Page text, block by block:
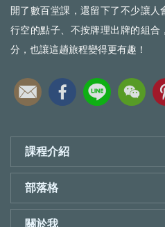
開了數百堂課，還留下了不少讓
行空的點子、不按牌理出牌的組合
分，也讓這趟旅程變得更有趣！
課程介紹
部落格
關於我